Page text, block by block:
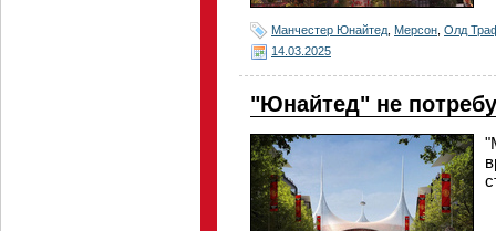
Манчестер Юнайтед Мерсон Олд
14.03.2025
"Юнайтед" не